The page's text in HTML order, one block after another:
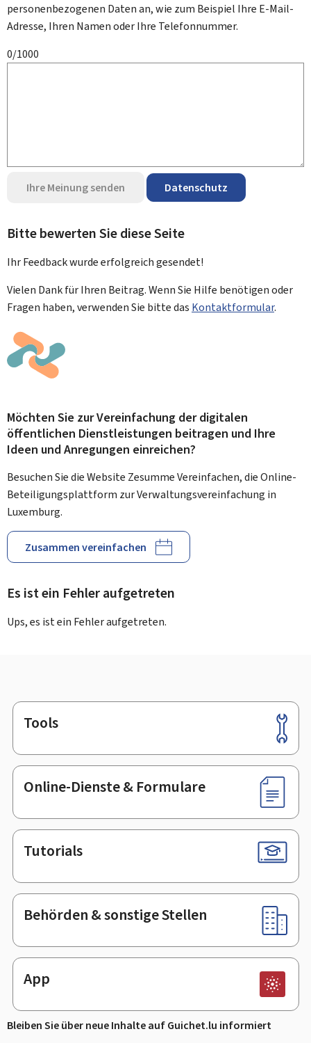
personenbezogenen Daten an, wie zum Beispiel Ihre E-Mail-
Adresse, Ihren Namen oder Ihre Telefonnummer.
0/1000
Ihre Meinung senden Datenschutz
Bitte bewerten Sie diese Seite
Ihr Feedback wurdeerfolgreichgesendet!
Vielen Dank für Ihren Beitrag. Wenn Sie Hilfe benötigen oder
Fragen haben, verwenden Sie bitte das Kontaktformular.
Möchten Sie zur Vereinfachung der digitalen
öffentlichen Dienstleistungen beitragen und Ihre
Ideen und Anregungen einreichen?
Besuchen Sie die Website Zesumme Vereinfachen, die Online-
Beteiligungsplattform zur Verwaltungsvereinfachung in
Luxemburg.
Zusammen vereinfachen
Es ist ein Fehler aufgetreten
Ups, es ist ein Fehler aufgetreten.
Footer
Tools
Online-Dienste & Formulare
Tutorials
Behörden & sonstige Stellen
App
Bleiben Sie über neue Inhalte auf Guichet.lu informiert